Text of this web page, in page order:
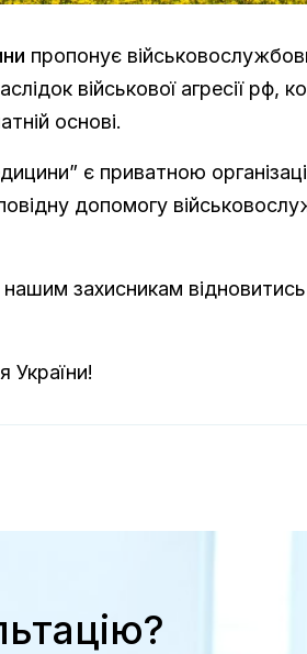
пропонує
військової агресії рф,
основі.
є приватною
допомогу
захисникам
України!